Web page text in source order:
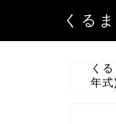
くる
く
年式